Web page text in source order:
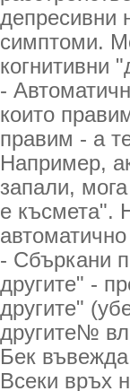
депресивни
симптоми.
когнитивни
-
които
правим - а
Например,
запали,
е късмета".
- Сбъркани
другите" -
другите"
другите№
Бек въвежда
Всеки връх